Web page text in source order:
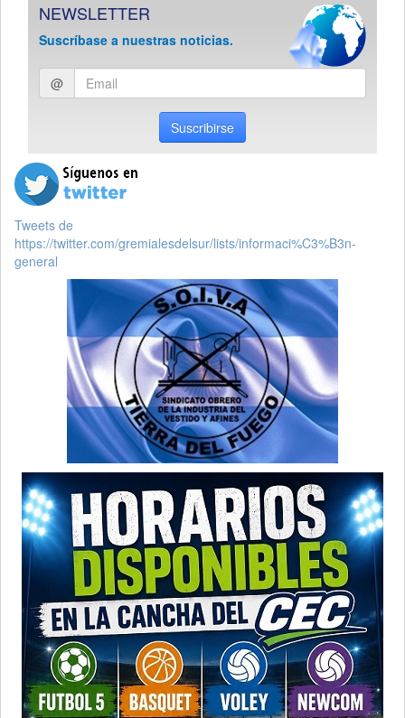
NEWSLETTER
Suscríbase a nuestras noticias.
Ingresar
email
@
Suscribirse
Tweets de
https://twitter.com/gremialesdelsur/lists/informaci%C3%B3n-
general